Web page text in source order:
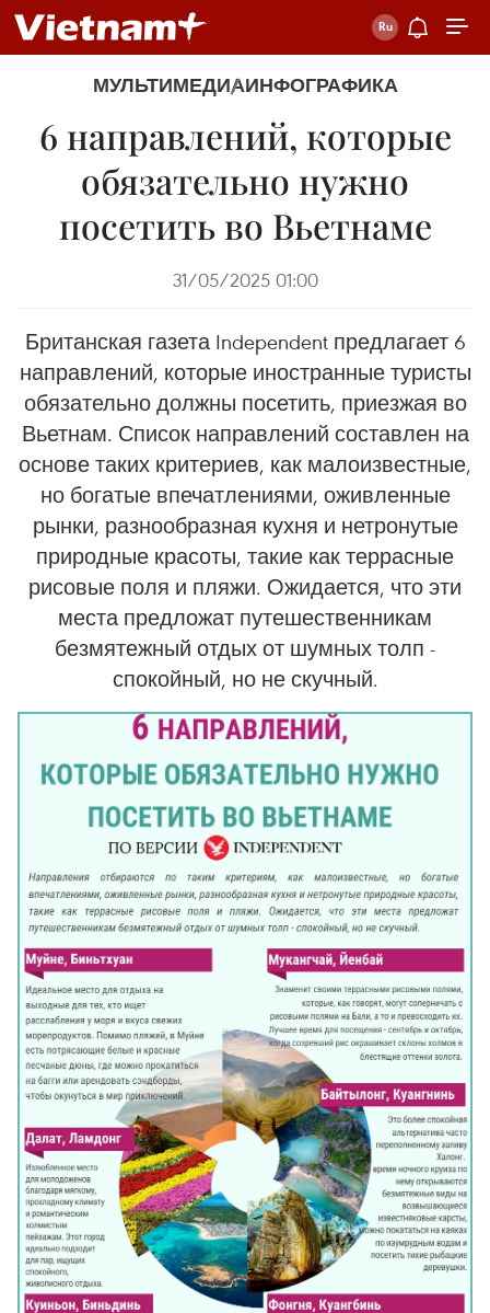
МУЛЬТИМЕДИАИНФОГРАФИКА
6 направлений, которые
обязательно нужно
посетить во Вьетнаме
31/05/2025 01:00
Британская газета Independent предлагает 6
направлений, которые иностранные туристы
обязательно должны посетить, приезжая во
Вьетнам. Список направлений составлен на
основе таких критериев, как малоизвестные,
но богатые впечатлениями, оживленные
рынки, разнообразная кухня и нетронутые
природные красоты, такие как террасные
рисовые поля и пляжи. Ожидается, что эти
места предложат путешественникам
безмятежный отдых от шумных толп -
спокойный, но не скучный.